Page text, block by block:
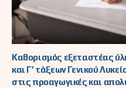
Καθορισμός εξεταστέας
και Γ’ τάξεων Γενικού
στις προαγωγικές και